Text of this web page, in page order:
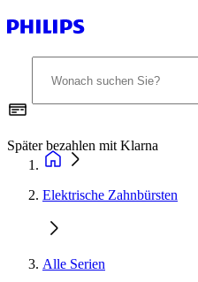
Später bezahlen mit Klarna
Elektrische Zahnbürsten
Alle Serien